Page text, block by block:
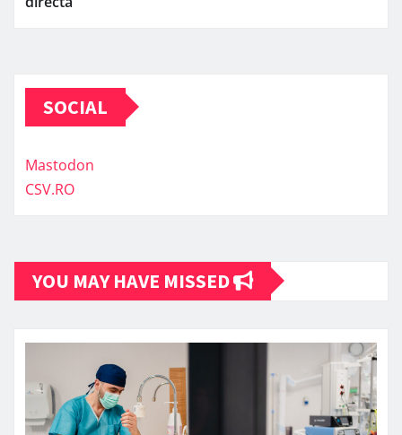
SOCIAL
Mastodon
CSV.RO
YOU MAY HAVE MISSED